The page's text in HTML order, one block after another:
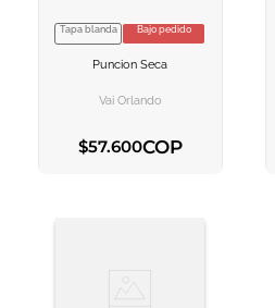
VER INFORMACION
Tapa blanda Bajo pedido
Puncion Seca
Vai Orlando
$57.600COP